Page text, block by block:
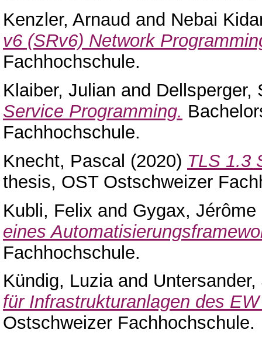
Kenzler, Arnaud and Nebai
v6 (SRv6) Network
Fachhochschule.
Klaiber, Julian and Dellsperger,
Service Programming.
Fachhochschule.
Knecht, Pascal (2020) TLS 1.3
thesis, OST Ostschweizer
Kubli, Felix and Gygax, Jérôme
eines
Fachhochschule.
Kündig, Luziaand Untersander,
für Infrastrukturanlagen des
Ostschweizer Fachhochschule.